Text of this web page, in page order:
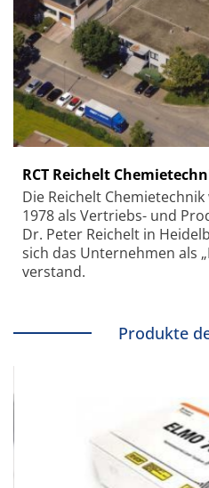
RCT Reichelt
Die Reichelt
1978 als Vertriebs- und
Dr. Peter Reichelt in
sich das Unternehmen als
verstand.
Produkte